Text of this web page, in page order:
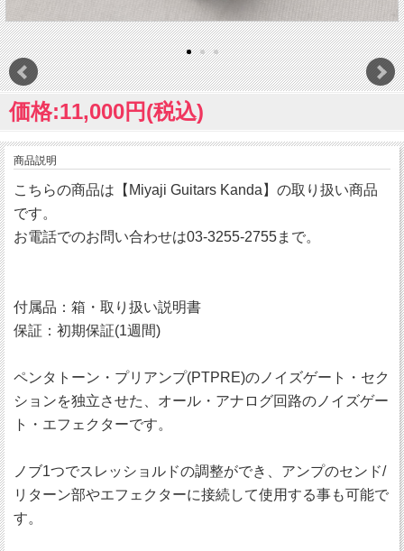
価格:11,000円(税込)
商品説明
こちらの商品は【Miyaji Guitars Kanda】の取り扱い商品
です。
お電話でのお問い合わせは03-3255-2755まで。
付属品：箱・取り扱い説明書
保証：初期保証(1週間)
ペンタトーン・プリアンプ(PTPRE)のノイズゲート・セク
ションを独立させた、オール・アナログ回路のノイズゲー
ト・エフェクターです。
ノブ1つでスレッショルドの調整ができ、アンプのセンド/
リターン部やエフェクターに接続して使用する事も可能で
す。